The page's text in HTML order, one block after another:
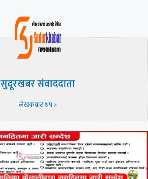
सुदूरखबर संवाददाता
लेखकबाट थप >